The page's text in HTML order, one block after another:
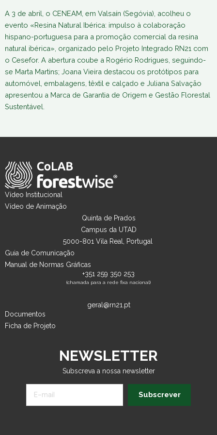
A 3 de abril, o CENEAM, em Valsaín (Segóvia), acolheu o
evento «Resina Natural Ibérica: impulso à colaboração
hispano-portuguesa para a promoção comercial da resina
natural ibérica», organizado pelo Projeto Integrado RN21 com
o Cesefor. A abertura coube a Rogério Rodrigues, seguindo-
se Marta Martins; Joana Vieira destacou os protótipos para
automóvel, embalagens, têxtil e calçado e Juliana Salvação
apresentou a Marca de Garantia de Origem e Gestão Florestal
Sustentável.
Vídeo Institucional
Vídeo de Animação
Quinta de Prados
Campus da UTAD
5000-801 Vila Real, Portugal
Guia de Comunicação
Manual de Normas Gráficas
+351 259 350 253
(chamada para a rede fixa nacional)
geral@rn21.pt
Documentos
Ficha de Projeto
NEWSLETTER
Subscreva a nossa newsletter
Subscrever